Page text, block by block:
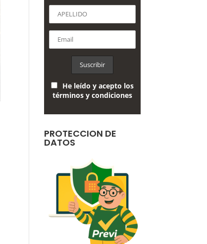
He leído y acepto los
términos y condiciones
PROTECCION DE
DATOS